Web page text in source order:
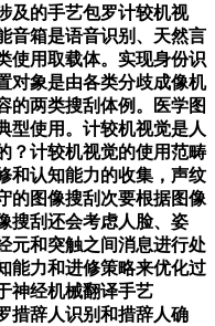
及的手艺包罗计较机视
音箱是语音识别、天然言
使用取载体。实现身份识
对象是由各类分歧成像机
的两类搜刮体例。医学图
型使用。计较机视觉是人
？计较机视觉的使用范畴
和认知能力的收集，声纹
的图像搜刮次要根据图像
搜刮还会考虑人脸、姿
元和突触之间消息进行处
能力和进修策略来优化过
神经机械翻译手艺
措辞人识别和措辞人确